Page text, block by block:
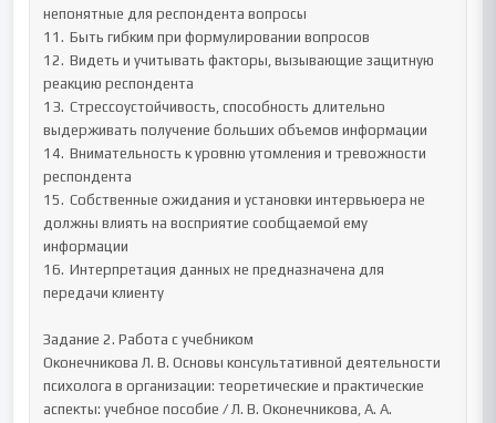
непонятные для респондента вопросы
11.	Быть гибким при формулировании вопросов
12.	Видеть и учитывать факторы, вызывающие защитную
реакцию респондента
13.	Стрессоустойчивость, способность длительно
выдерживать получение больших объемов информации
14.	Внимательность к уровню утомления и тревожности
респондента
15.	Собственные ожидания и установки интервьюера не
должны влиять на восприятие сообщаемой ему
информации
16.	Интерпретация данных не предназначена для
передачи клиенту
Задание 2. Работа с учебником
Оконечникова Л. В. Основы консультативной деятельности
психолога в организации: теоретические и практические
аспекты: учебное пособие / Л. В. Оконечникова, А. А.